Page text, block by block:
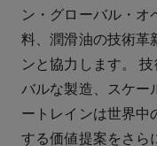
ン・グローバル・オ
料、潤滑油の技術革
ンと協力します。
バルな製造、スケー
ートレインは世界中
する価値提案をさら